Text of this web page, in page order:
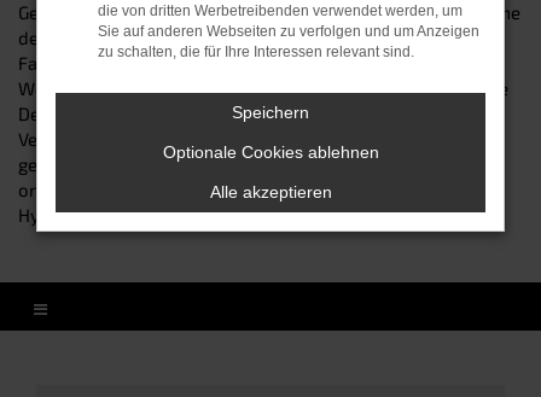
Generationen. Unsere Kfz-Profis wissen, dass der gute Name
des Herstellers für besonders langlebige und zuverlässige
Fahrzeuge bürgt. Dennoch prüft unser erfahrener
Werkstattservice jeden angekauften Wagen bis ins kleinste
Detail und beseitigt im Bedarfsfall jeden noch so kleinen
Verschleiß – damit Sie in jedem Fall auf Nummer Sicher
gehen. Besuchen Sie uns an einem unserer Standorte oder
online und sichern Sie sich einen perfekt ausgestatteten
Hyundai NEXO Gebrauchtwagen der Extraklasse.
die von dritten Werbetreibenden verwendet werden, um
Sie auf anderen Webseiten zu verfolgen und um Anzeigen
zu schalten, die für Ihre Interessen relevant sind.
Speichern
Optionale Cookies ablehnen
Alle akzeptieren